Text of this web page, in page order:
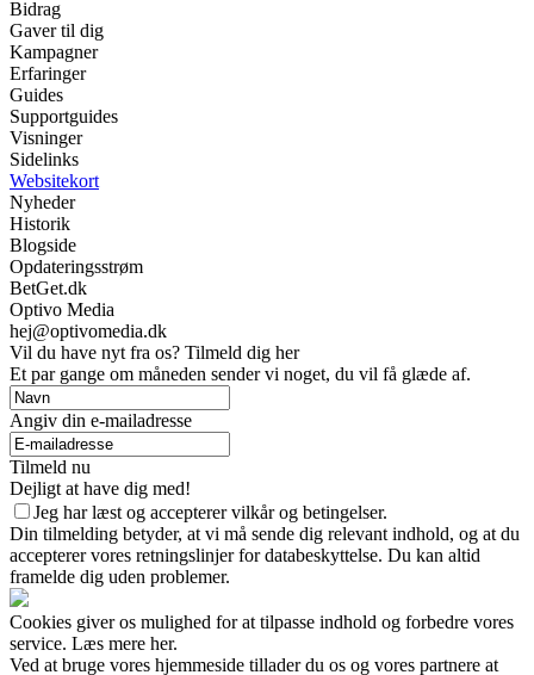
Bidrag
Gaver til dig
Kampagner
Erfaringer
Guides
Supportguides
Visninger
Sidelinks
Websitekort
Nyheder
Historik
Blogside
Opdateringsstrøm
BetGet.dk
Optivo Media
hej@optivomedia.dk
Vil du have nyt fra os? Tilmeld dig her
Et par gange om måneden sender vi noget, du vil få glæde af.
Angiv din e-mailadresse
Tilmeld nu
Dejligt at have dig med!
Jeg har læst og accepterer vilkår og betingelser.
Din tilmelding betyder, at vi må sende dig relevant indhold, og at du
accepterer vores retningslinjer for databeskyttelse. Du kan altid
framelde dig uden problemer.
Cookies giver os mulighed for at tilpasse indhold og forbedre vores
service. Læs mere her.
Ved at bruge vores hjemmeside tillader du os og vores partnere at